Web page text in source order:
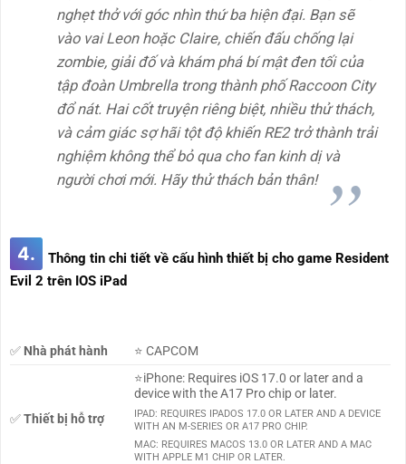
nghẹt thở với góc nhìn thứ ba hiện đại. Bạn sẽ
vào vai Leon hoặc Claire, chiến đấu chống lại
zombie, giải đố và khám phá bí mật đen tối của
tập đoàn Umbrella trong thành phố Raccoon City
đổ nát. Hai cốt truyện riêng biệt, nhiều thử thách,
và cảm giác sợ hãi tột độ khiến RE2 trở thành trải
nghiệm không thể bỏ qua cho fan kinh dị và
người chơi mới. Hãy thử thách bản thân!
4.
Thông tin chi tiết về cấu hình thiết bị cho game Resident
Evil 2 trên IOS iPad
✅ Nhà phát hành ⭐ CAPCOM
✅Thiết bị hỗ trợ
⭐iPhone: Requires iOS 17.0 or later and a
device with the A17 Pro chip or later.
IPAD: REQUIRES IPADOS 17.0 OR LATER AND A DEVICE
WITH AN M-SERIES OR A17 PRO CHIP.
MAC: REQUIRES MACOS 13.0 OR LATER AND A MAC
WITH APPLE M1 CHIP OR LATER.